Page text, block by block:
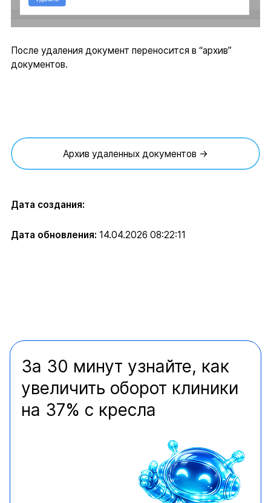
После удаления документ переносится в “архив”
документов.
Архив удаленных документов →
Дата создания:
Дата обновления: 14.04.2026 08:22:11
За 30 минут узнайте, как
увеличить оборот клиники
на 37% с кресла